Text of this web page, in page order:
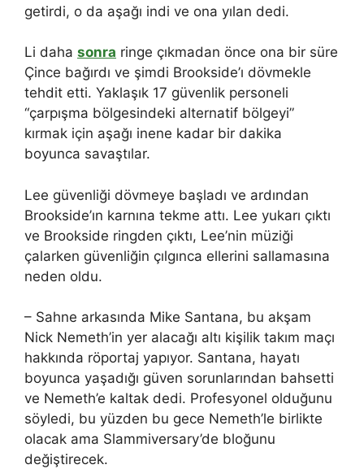
getirdi, o da aşağı indi ve ona yılan dedi.
Li daha sonra ringe çıkmadan önce ona bir süre
Çince bağırdı ve şimdi Brookside’ı dövmekle
tehdit etti. Yaklaşık 17 güvenlik personeli
“çarpışma bölgesindeki alternatif bölgeyi”
kırmak için aşağı inene kadar bir dakika
boyunca savaştılar.
Lee güvenliği dövmeye başladı ve ardından
Brookside’ın karnına tekme attı. Lee yukarı çıktı
ve Brookside ringden çıktı, Lee’nin müziği
çalarken güvenliğin çılgınca ellerini sallamasına
neden oldu.
– Sahne arkasında Mike Santana, bu akşam
Nick Nemeth’in yer alacağı altı kişilik takım maçı
hakkında röportaj yapıyor. Santana, hayatı
boyunca yaşadığı güven sorunlarından bahsetti
ve Nemeth’e kaltak dedi. Profesyonel olduğunu
söyledi, bu yüzden bu gece Nemeth’le birlikte
olacak ama Slammiversary’de bloğunu
değiştirecek.